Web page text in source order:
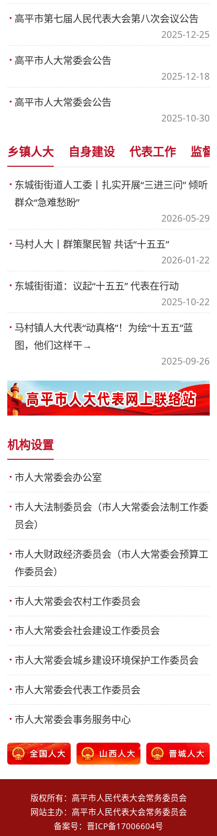
高平市第七届人民代表大会第八次会议公告
2025-12-25
高平市人大常委会公告
2025-12-18
高平市人大常委会公告
2025-10-30
乡镇人大 自身建设 代表工作 监
东城街街道人工委丨扎实开展“三进三问” 倾听
群众“急难愁盼”
2026-05-29
马村人大丨群策聚民智 共话“十五五”
2026-01-22
东城街街道：议起“十五五” 代表在行动
2025-10-22
马村镇人大代表“动真格”！为绘“十五五”蓝
图，他们这样干→
2025-09-26
机构设置
市人大常委会办公室
市人大法制委员会（市人大常委会法制工作委
员会）
市人大财政经济委员会（市人大常委会预算工
作委员会）
市人大常委会农村工作委员会
市人大常委会社会建设工作委员会
市人大常委会城乡建设环境保护工作委员会
市人大常委会代表工作委员会
市人大常委会事务服务中心
版权所有：高平市人民代表大会常务委员会
网站主办：高平市人民代表大会常务委员会
备案号： 晋ICP备17006604号